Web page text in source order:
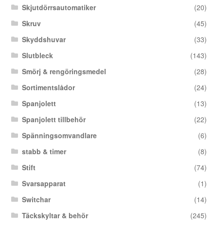
Skjutdörrsautomatiker
(20)
Skruv
(45)
Skyddshuvar
(33)
Slutbleck
(143)
Smörj & rengöringsmedel
(28)
Sortimentslådor
(24)
Spanjolett
(13)
Spanjolett tillbehör
(22)
Spänningsomvandlare
(6)
stabb & timer
(8)
Stift
(74)
Svarsapparat
(1)
Switchar
(14)
Täckskyltar & behör
(245)